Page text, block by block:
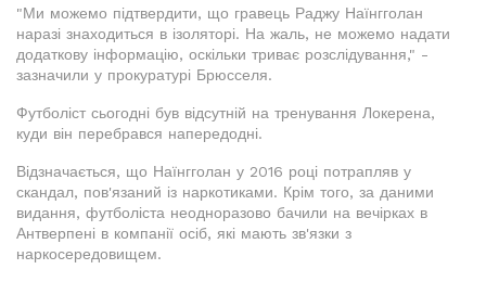
"Ми можемо підтвердити, що гравець Раджу Наїнгголан
наразі знаходиться в ізоляторі. На жаль, не можемо надати
додаткову інформацію, оскільки триває розслідування," -
зазначили у прокуратурі Брюсселя.
Футболіст сьогодні був відсутній на тренування Локерена,
куди він перебрався напередодні.
Відзначається, що Наїнгголан у 2016 році потрапляв у
скандал, пов'язаний із наркотиками. Крім того, за даними
видання, футболіста неодноразово бачили на вечірках в
Антверпені в компанії осіб, які мають зв'язки з
наркосередовищем.